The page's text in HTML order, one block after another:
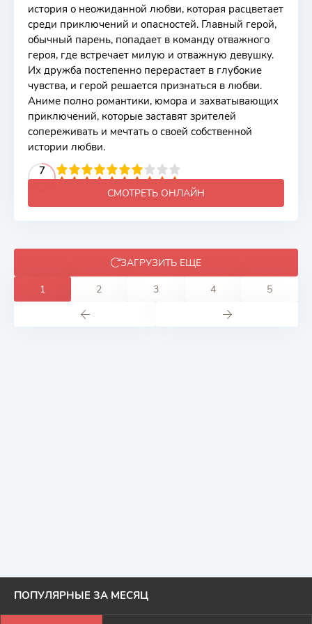
история о неожиданной любви, которая расцветает
среди приключений и опасностей. Главный герой,
обычный парень, попадает в команду отважного
героя, где встречает милую и отважную девушку.
Их дружба постепенно перерастает в глубокие
чувства, и герой решается признаться в любви.
Аниме полно романтики, юмора и захватывающих
приключений, которые заставят зрителей
сопереживать и мечтать о своей собственной
истории любви.
7
4 5 6 7 8 9 10
СМОТРЕТЬ ОНЛАЙН
ЗАГРУЗИТЬ ЕЩЕ
1
2 3 4 5
ПОПУЛЯРНЫЕ ЗА МЕСЯЦ